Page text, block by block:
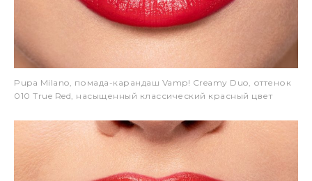
Pupa Milano, помада-карандаш Vamp! Creamy Duo, оттенок
010 True Red, насыщенный классический красный цвет